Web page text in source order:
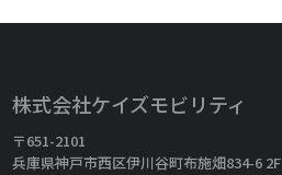
株式会社ケイズモビリティ
〒651-2101
兵庫県神戸市西区伊川谷町布施畑834-6 2F